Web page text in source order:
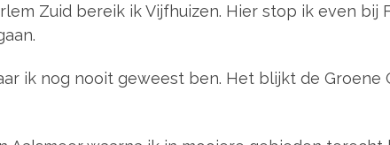
Zuid bereik ik Vijfhuizen. Hier stop ik even bij
ik nog nooit geweest ben. Het blijkt de Groene